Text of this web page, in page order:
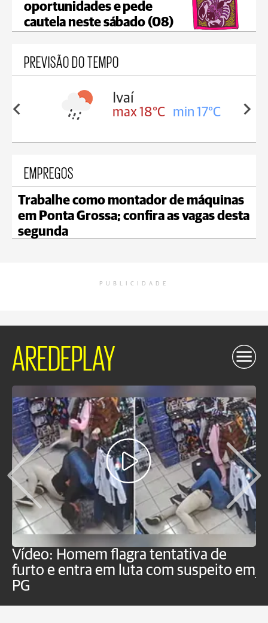
oportunidades e pede
cautela neste sábado (08)
PREVISÃO DO TEMPO
16°C
Ivaí
max 18°C min 17°C
EMPREGOS
Trabalhe como montador de máquinas
em Ponta Grossa; confira as vagas desta
segunda
PUBLICIDADE
AREDEPLAY
Vídeo: Homem flagra tentativa de
furto e entra em luta com suspeito em
PG